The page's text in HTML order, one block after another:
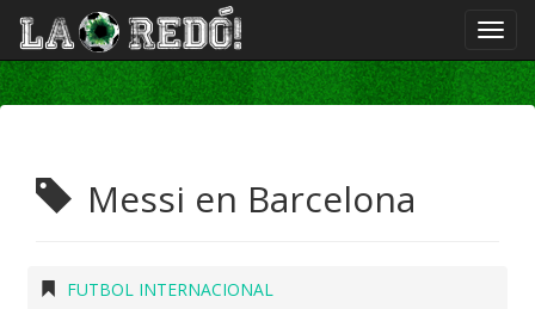
Messi en Barcelona
FUTBOL INTERNACIONAL